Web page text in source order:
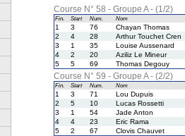
Course N° 58 - Groupe A - (1/2)
Fin. Start Num. Nom
1 3 76
Chayan Thomas
2
4 28
Arthur Touchet Cren
3
1 35
Louise Aussenard
4
2 20
Aziliz Le Mineur
5
5 69 Thomas Degouy
Course N° 59 - Groupe A - (2/2)
Fin. Start Num. Nom
1 3 71
Lou Dupuis
2
5 10
Lucas Rossetti
3
1 54
Jade Anton
4
4 23
Eric Rama
5
2 67 Clovis Chauvet